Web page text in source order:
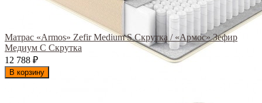
Матрас «Armos» Zefir Medium S Скрутка / «Армос» Зефир
Медиум С Скрутка
12 788 ₽
В корзину